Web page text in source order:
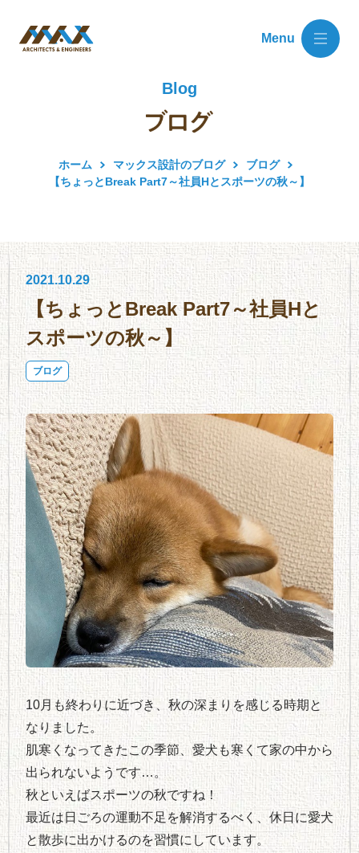
Menu
Blog
ホーム マックス設計のブログ
ブログ
【ちょっとBreak Part7～社員Hとスポーツの秋～】
2021.10.29
【ちょっとBreak Part7～社員Hと
スポーツの秋～】
ブログ
10月も終わりに近づき、秋の深まりを感じる時期と
なりました 。
肌寒くなってきたこの季節、愛犬も寒くて家の中から
出られないようです…。
秋といえばスポーツの秋ですね！
最近は日ごろの運動不足を解消するべく、休日に愛犬
と散歩に出かけるのを習慣にしています。